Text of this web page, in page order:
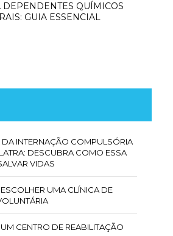
GUIA ESSENCIAL
DESCUBRA COMO ESSA
VIDAS